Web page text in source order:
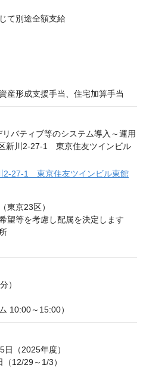
て別途全額支給
産形成支援手当、住宅加算手当
2-27-1 東京住友ツインビル東館
東京23区）
望等を考慮し配属を決定します
）
10:00～15:00）
（2025年度）
12/29～1/3）